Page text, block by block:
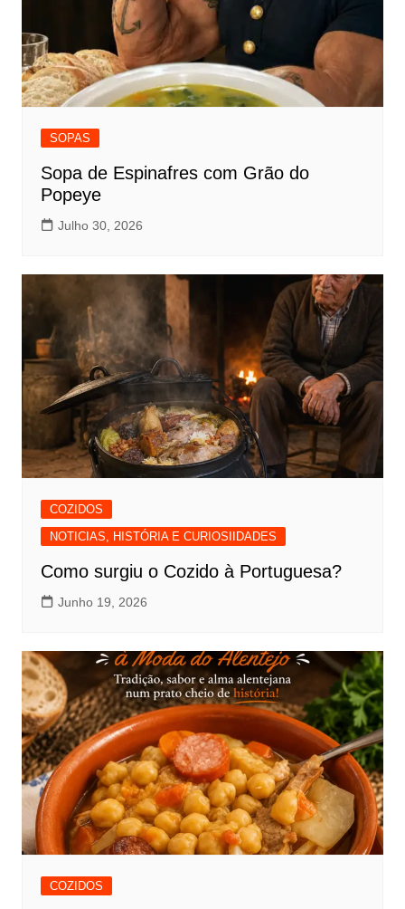
SOPAS
Sopa de Espinafres com Grão do
Popeye
Julho 30, 2026
COZIDOS
NOTICIAS, HISTÓRIA E CURIOSIIDADES
Como surgiu o Cozido à Portuguesa?
Junho 19, 2026
COZIDOS